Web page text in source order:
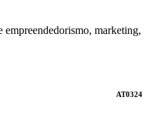
empreendedorismo, marketing,
AT0324